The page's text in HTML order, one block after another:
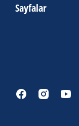
Sayfalar